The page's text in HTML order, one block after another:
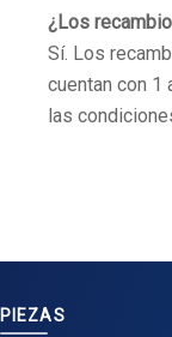
¿Los
Sí. Los
cuentan con 1
las
PIEZAS